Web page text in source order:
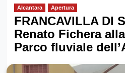
Alcantara Apertura
FRANCAVILLA DI
Renato Fichera
Parco fluviale